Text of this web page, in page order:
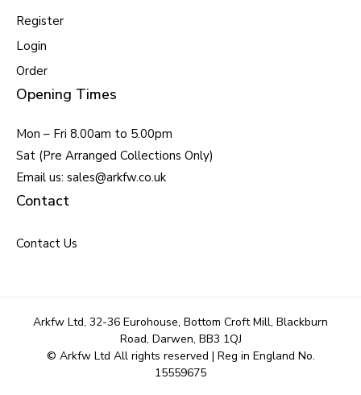
Register
Login
Order
Opening Times
Mon – Fri 8.00am to 5.00pm
Sat (Pre Arranged Collections Only)
Email us: sales@arkfw.co.uk
Contact
Contact Us
Arkfw Ltd, 32-36 Eurohouse, Bottom Croft Mill, Blackburn
Road, Darwen, BB3 1QJ
© Arkfw Ltd All rights reserved | Reg in England No.
15559675